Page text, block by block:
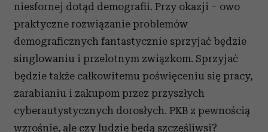
niesfornej dotąd demografii. Przy okazji – owo
praktyczne rozwiązanie problemów
demograficznych fantastycznie sprzyjać będzie
singlowaniu i przelotnym związkom. Sprzyjać
będzie także całkowitemu poświęceniu się pracy,
zarabianiu i zakupom przez przyszłych
cyberautystycznych dorosłych. PKB z pewnością
wzrośnie, ale czy ludzie będą szczęśliwsi?